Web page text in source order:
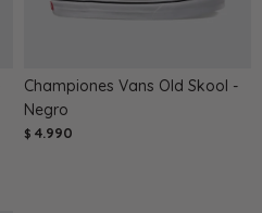
Championes Vans Old Skool -
Negro
$ 4.990